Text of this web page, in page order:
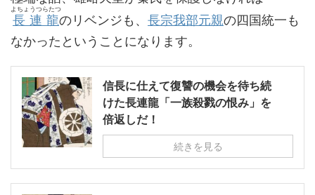
長連龍
よちょうつらたつ
のリベンジも、 長宗我部元親の四国統一も
なかったということになります。
信長に仕えて復讐の機会を待ち続
けた長連龍「一族殺戮の恨み」を
倍返しだ！
続きを見る